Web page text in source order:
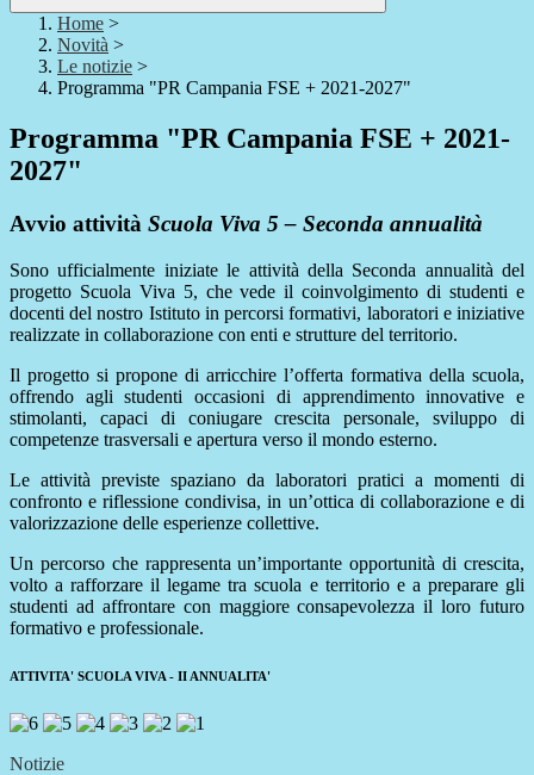
Home >
Novità >
Le notizie >
Programma "PR Campania FSE + 2021-2027"
Programma "PR Campania FSE + 2021-
2027"
Avvio attività Scuola Viva 5 – Seconda annualità
Sono ufficialmente iniziate le attività della Seconda annualità del
progetto Scuola Viva 5, che vede il coinvolgimento di studenti e
docenti del nostro Istituto in percorsi formativi, laboratori e iniziative
realizzate in collaborazione con enti e strutture del territorio.
Il progetto si propone di arricchire l’offerta formativa della scuola,
offrendo agli studenti occasioni di apprendimento innovative e
stimolanti, capaci di coniugare crescita personale, sviluppo di
competenze trasversali e apertura verso il mondo esterno.
Le attività previste spaziano da laboratori pratici a momenti di
confronto e riflessione condivisa, in un’ottica di collaborazione e di
valorizzazione delle esperienze collettive.
Un percorso che rappresenta un’importante opportunità di crescita,
volto a rafforzare il legame tra scuola e territorio e a preparare gli
studenti ad affrontare con maggiore consapevolezza il loro futuro
formativo e professionale.
ATTIVITA' SCUOLA VIVA - II ANNUALITA'
Notizie